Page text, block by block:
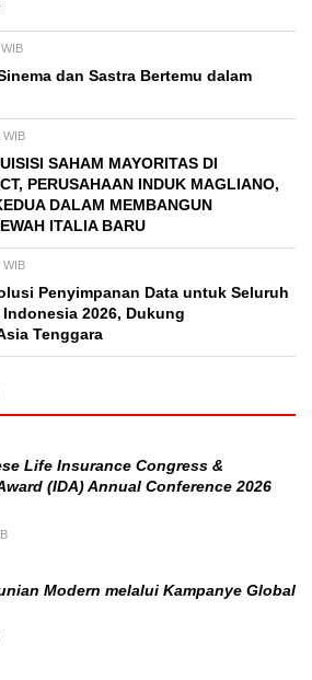
dan Sastra Bertemu dalam
WIB
SAHAM MAYORITAS DI
PERUSAHAAN INDUK MAGLIANO,
DALAM MEMBANGUN
ITALIA BARU
WIB
Penyimpanan Data untuk Seluruh
2026, Dukung
Tenggara
Life Insurance Congress &
(IDA) Annual Conference 2026
Modern melalui Kampanye Global